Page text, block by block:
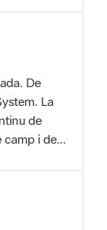
La
i de...